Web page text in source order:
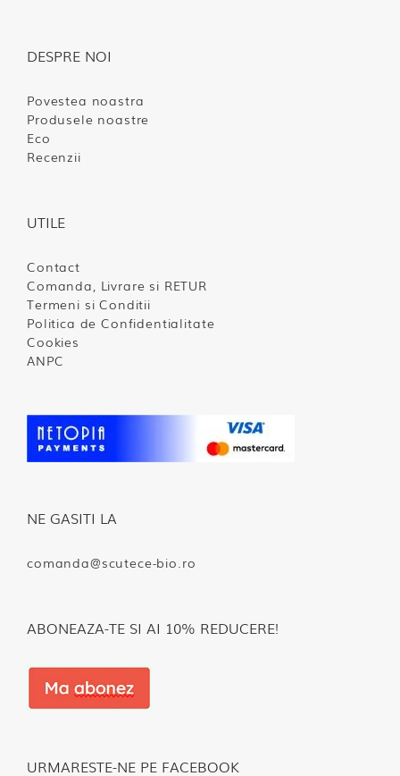
DESPRE NOI
Povestea noastra
Produsele noastre
Eco
Recenzii
UTILE
Contact
Comanda, Livrare si RETUR
Termeni si Conditii
Politica de Confidentialitate
Cookies
ANPC
NE GASITI LA
comanda@scutece-bio.ro
ABONEAZA-TE SI AI 10% REDUCERE!
URMARESTE-NE PE FACEBOOK